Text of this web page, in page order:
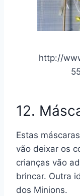
http://
12.
Estas
vão deixar os
crianças vão
brincar. Outra
dos Minions.